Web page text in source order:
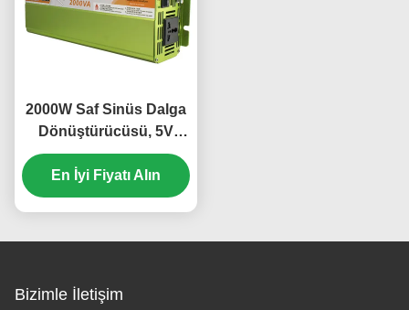
2000W Saf Sinüs Dalga
Dönüştürücüsü, 5V
1000mA USB ve DC'den
AC Gücünü Değiştirmek
için Çoklu Güvenli
En İyi Fiyatı Alın
Bizimle İletişim